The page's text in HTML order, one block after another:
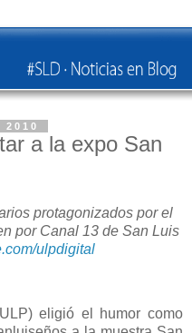
a la expo San
protagonizados por el
por Canal 13 de San Luis
ulpdigital
eligió el humor como